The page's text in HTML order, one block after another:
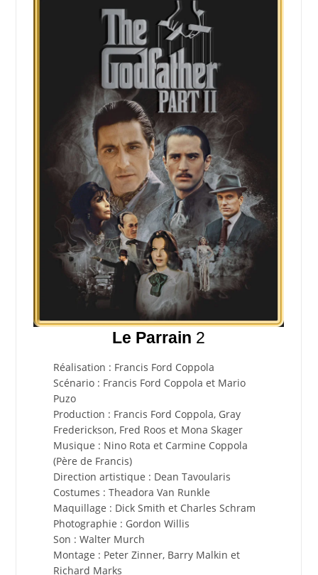
Le Parrain 2
Réalisation : Francis Ford Coppola
Scénario : Francis Ford Coppola et Mario
Puzo
Production : Francis Ford Coppola, Gray
Frederickson, Fred Roos et Mona Skager
Musique : Nino Rota et Carmine Coppola
(Père de Francis)
Direction artistique : Dean Tavoularis
Costumes : Theadora Van Runkle
Maquillage : Dick Smith et Charles Schram
Photographie : Gordon Willis
Son : Walter Murch
Montage : Peter Zinner, Barry Malkin et
Richard Marks